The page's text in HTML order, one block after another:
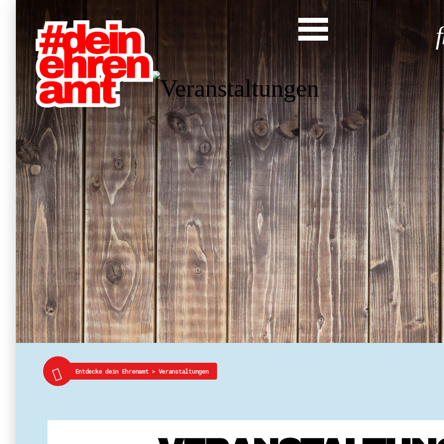
Start
Entdecke dein
News
Veranstaltungen
Rückblicke
Newsletter
Die LandesEhrenamtsagentur
Publikationen
Ansprechpartner
Ehrenamt hat viele
Finde dein
Ehrenamtssuchmaschine
Freiwilliges Soziales
Koordinierungszentren für
Engagierte Stadt
Freiwilligendienste
Freiwilligentage
Hessen hilft Ukraine
Zeig uns dein
Wettbewerb |
Wettbewerb | 80 Jahre
8 Vereine x 80 Jahre x
Crowdfunding - Viele
Ehrentag
Was steht
Entdecke dein Ehrenamt > Veranstaltungen